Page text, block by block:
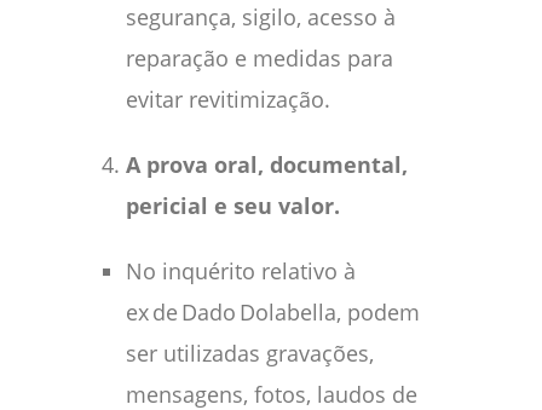
segurança, sigilo, acesso à
reparação e medidas para
evitar revitimização.
A prova oral, documental,
pericial e seu valor.
No inquérito relativo à
ex de Dado Dolabella, podem
ser utilizadas gravações,
mensagens, fotos, laudos de